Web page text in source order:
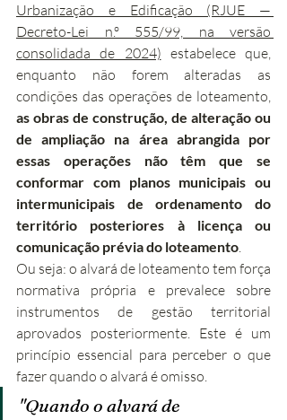
Urbanização e Edificação (RJUE —
Decreto-Lei n.º 555/99, na versão
consolidada de 2024) estabelece que,
enquanto não forem alteradas as
as obras de construção, de alteração ou
de ampliação na área abrangida por
essas operações não têm que se
conformar com planos municipais ou
intermunicipais de ordenamento do
território posteriores à licença ou
comunicação prévia do loteamento.
Ou seja: o alvará de loteamento tem força
normativa própria e prevalece sobre
instrumentos de gestão territorial
aprovados posteriormente. Este é um
princípio essencial para perceber o que
fazer quando o alvará é omisso.
"Quando o alvará de